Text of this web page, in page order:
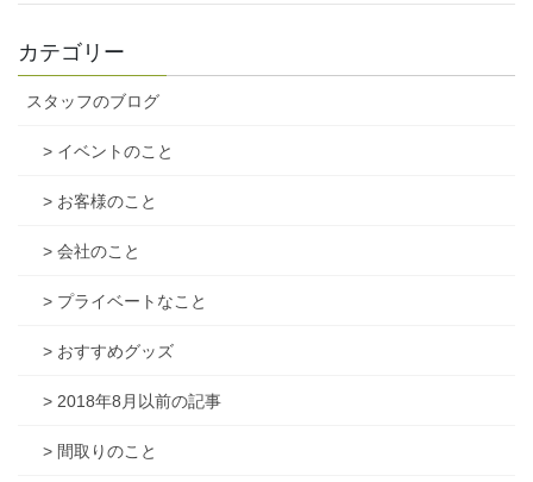
カテゴリー
スタッフのブログ
> イベントのこと
> お客様のこと
> 会社のこと
> プライベートなこと
> おすすめグッズ
> 2018年8月以前の記事
> 間取りのこと